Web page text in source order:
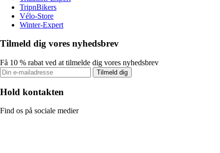
TripnBikers
Vélo-Store
Winter-Expert
Tilmeld dig vores nyhedsbrev
Få 10 % rabat ved at tilmelde dig vores nyhedsbrev
Tilmeld dig
Hold kontakten
Find os på sociale medier